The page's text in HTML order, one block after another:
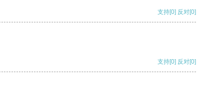
支持[0] 反对[0]
支持[0] 反对[0]